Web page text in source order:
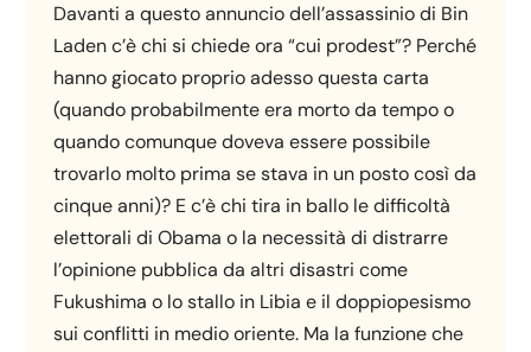
Davanti a questo annuncio dell’assassinio di Bin
Laden c’è chi si chiede ora “cui prodest”? Perché
hanno giocato proprio adesso questa carta
(quando probabilmente era morto da tempo o
quando comunque doveva essere possibile
trovarlo molto prima se stava in un posto così da
cinque anni)? E c’è chi tira in ballo le difficoltà
elettorali di Obama o la necessità di distrarre
l’opinione pubblica da altri disastri come
Fukushima o lo stallo in Libia e il doppiopesismo
sui conflitti in medio oriente. Ma la funzione che